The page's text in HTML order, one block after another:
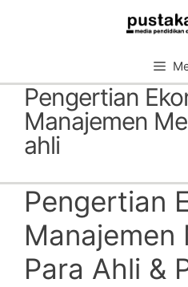
Pengertian
Manajemen
ahli
Pengertian
Manajemen
Para Ahli &